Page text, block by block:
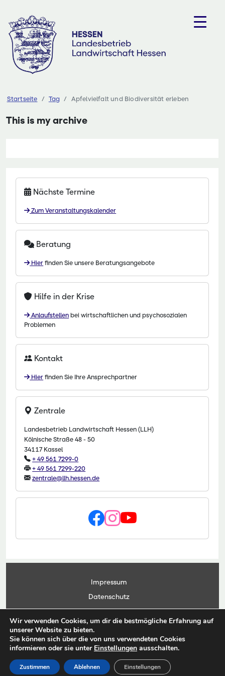
Inhalt
springen
Startseite Tag Apfelvielfalt und Biodiversität erleben
This is my archive
Nächste Termine
Zum Veranstaltungskalender
Beratung
Hier finden Sie unsere Beratungsangebote
Hilfe in der Krise
Anlaufstellen bei wirtschaftlichen und psychosozialen
Problemen
Kontakt
Hier finden Sie Ihre Ansprechpartner
Zentrale
Landesbetrieb Landwirtschaft Hessen (LLH)
Kölnische Straße 48 - 50
34117 Kassel
+ 49 561 7299-0
+ 49 561 7299-220
zentrale@llh.hessen.de
Impressum
Datenschutz
Kontakt
Anwendungsportal
© Copyright Landesbetrieb Landwirtschaft Hessen 2026
Wir verwenden Cookies, um dir die bestmögliche Erfahrung auf
unserer Website zu bieten.
Sie können sich über die von uns verwendeten Cookies
informieren oder sie unter Einstellungen ausschalten.
Zustimmen Ablehnen Einstellungen